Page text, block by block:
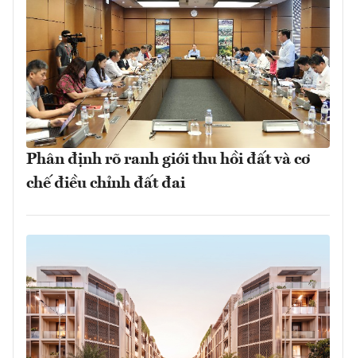
Phân định rõ ranh giới thu hồi đất và cơ
chế điều chỉnh đất đai